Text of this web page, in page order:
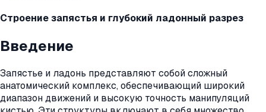
Строение запястья и глубокий ладонный разрез
Введение
Запястье и ладонь представляют собой сложный
анатомический комплекс, обеспечивающий широкий
диапазон движений и высокую точность манипуляций